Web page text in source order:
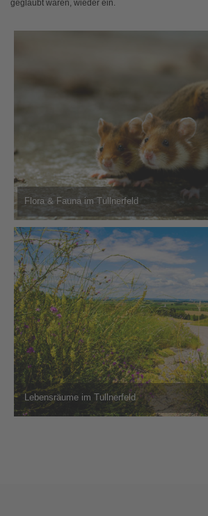
geglaubt waren, wieder ein.
Flora & Fauna im Tullnerfeld
Lebensräume im Tullnerfeld